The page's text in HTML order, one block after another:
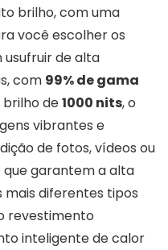
brilho, com uma
você escolher os
usufruir de alta
com 99% de gama
brilho de1000 nits, o
vibrantes e
de fotos, vídeos ou
garantem a alta
mais diferentes tipos
revestimento
inteligente de calor